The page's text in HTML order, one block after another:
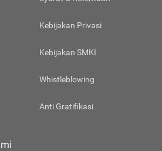
Kebijakan Privasi
Kebijakan SMKI
Whistleblowing
Anti Gratifikasi